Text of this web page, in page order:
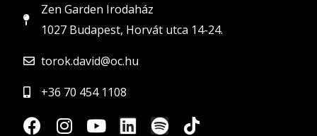
Zen Garden Irodaház
1027 Budapest, Horvát utca 14-24.
torok.david@oc.hu
+36 70 454 1108